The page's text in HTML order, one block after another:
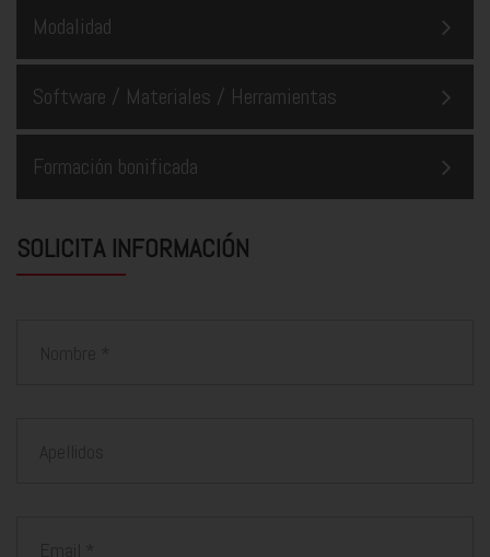
Modalidad
Software / Materiales / Herramientas
Formación bonificada
SOLICITA INFORMACIÓN